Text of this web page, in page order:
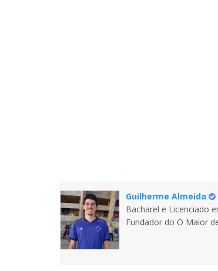
Guilherme Almeida
Bacharel e Licenciado
Fundador do O Maior